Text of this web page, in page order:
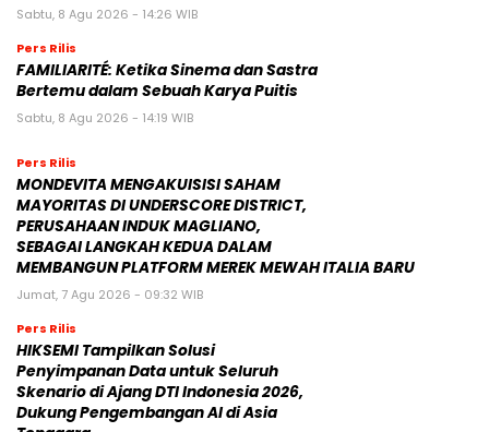
Sabtu, 8 Agu 2026 - 14:26 WIB
Pers Rilis
FAMILIARITÉ: Ketika Sinema dan Sastra
Bertemu dalam Sebuah Karya Puitis
Sabtu, 8 Agu 2026 - 14:19 WIB
Pers Rilis
MONDEVITA MENGAKUISISI SAHAM
MAYORITAS DI UNDERSCORE DISTRICT,
PERUSAHAAN INDUK MAGLIANO,
SEBAGAI LANGKAH KEDUA DALAM
MEMBANGUN PLATFORM MEREK MEWAH ITALIA BARU
Jumat, 7 Agu 2026 - 09:32 WIB
Pers Rilis
HIKSEMI Tampilkan Solusi
Penyimpanan Data untuk Seluruh
Skenario di Ajang DTI Indonesia 2026,
Dukung Pengembangan AI di Asia